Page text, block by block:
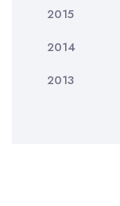
2015
2014
2013